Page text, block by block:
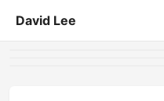
David Lee